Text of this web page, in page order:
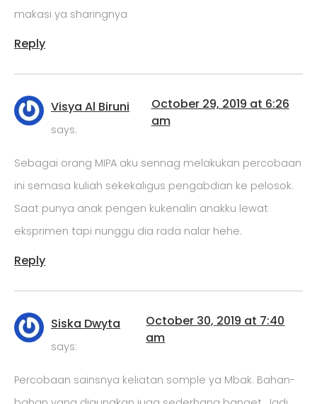
makasi ya sharingnya
Reply
Visya Al Biruni
says:
October 29, 2019 at 6:26
am
Sebagai orang MIPA aku sennag melakukan percobaan
ini semasa kuliah sekekaligus pengabdian ke pelosok.
Saat punya anak pengen kukenalin anakku lewat
eksprimen tapi nunggu dia rada nalar hehe.
Reply
Siska Dwyta
says:
October 30, 2019 at 7:40
am
Percobaan sainsnya keliatan somple ya Mbak. Bahan-